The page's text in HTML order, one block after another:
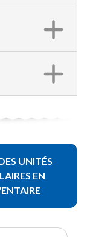
UNITÉS
EN